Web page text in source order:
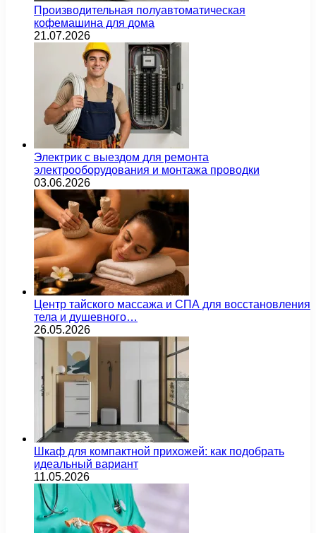
Производительная полуавтоматическая
кофемашина для дома
21.07.2026
Электрик с выездом для ремонта
электрооборудования и монтажа проводки
03.06.2026
Центр тайского массажа и СПА для восстановления
тела и душевного…
26.05.2026
Шкаф для компактной прихожей: как подобрать
идеальный вариант
11.05.2026